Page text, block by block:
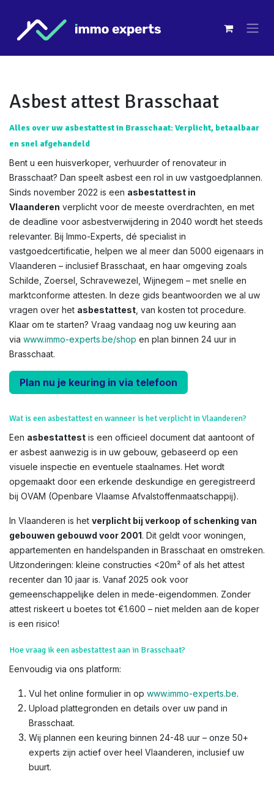
Asbest attest Brasschaat
Alles over uw asbestattest in Brasschaat: Verplicht, betaalbaar
en snel afgehandeld
Bent u een huisverkoper, verhuurder of renovateur in
Brasschaat? Dan speelt asbest een rol in uw vastgoedplannen.
Sinds november 2022 is een asbestattest in
Vlaanderen verplicht voor de meeste overdrachten, en met
de deadline voor asbestverwijdering in 2040 wordt het steeds
relevanter. Bij Immo-Experts, dé specialist in
vastgoedcertificatie, helpen we al meer dan 5000 eigenaars in
Vlaanderen – inclusief Brasschaat, en haar omgeving zoals
Schilde, Zoersel, Schravewezel, Wijnegem – met snelle en
marktconforme attesten. In deze gids beantwoorden we al uw
vragen over het asbestattest , van kosten tot procedure.
Klaar om te starten? Vraag vandaag nog uw keuring aan
via www.immo-experts.be/shop en plan binnen 24 uur in
Brasschaat.
Plan nu je keuring in via telefoon
Wat is een asbestattest en wanneer is het verplicht in Vlaanderen?
Een asbestattest is een officieel document dat aantoont of
er asbest aanwezig is in uw gebouw, gebaseerd op een
visuele inspectie en eventuele staalnames. Het wordt
opgemaakt door een erkende deskundige en geregistreerd
bij OVAM (Openbare Vlaamse Afvalstoffenmaatschappij).
In Vlaanderen is het verplicht bij verkoop of schenking van
gebouwen gebouwd voor 2001. Dit geldt voor woningen,
appartementen en handelspanden in Brasschaat en omstreken.
Uitzonderingen: kleine constructies <20m² of als het attest
recenter dan 10 jaar is. Vanaf 2025 ook voor
gemeenschappelijke delen in mede-eigendommen. Zonder
attest riskeert u boetes tot €1.600 – niet melden aan de koper
is een risico!​
Hoe vraag ik een asbestattest aan in Brasschaat?
Eenvoudig via ons platform:
Vul het online formulier in op www.immo-experts.be.
Upload plattegronden en details over uw pand in
Brasschaat.
Wij plannen een keuring binnen 24-48 uur – onze 50+
experts zijn actief over heel Vlaanderen, inclusief uw
buurt.